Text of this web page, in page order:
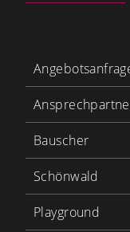
Bauscher
Schönwald
Playground